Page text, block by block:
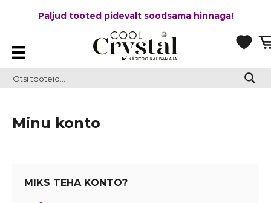
Paljud tooted pidevalt soodsama hinnaga!
Minu konto
MIKS TEHA KONTO?